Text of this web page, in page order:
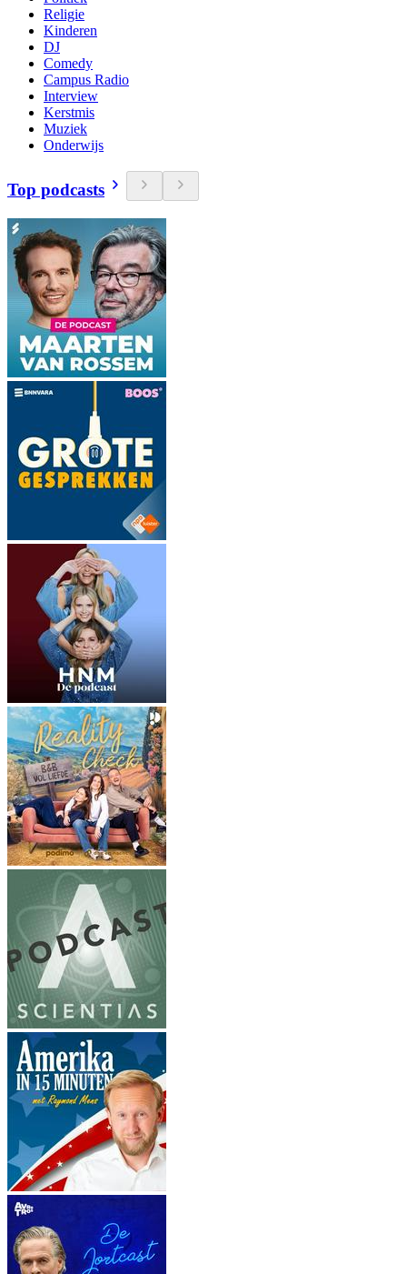
Religie
Kinderen
DJ
Comedy
Campus Radio
Interview
Kerstmis
Muziek
Onderwijs
Top podcasts